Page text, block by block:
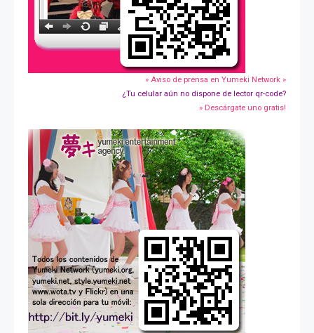
» Aviso de prensa en Yumeki Network »
¿Tu celular aún no dispone de lector qr-code?
» Descárgate uno gratis!